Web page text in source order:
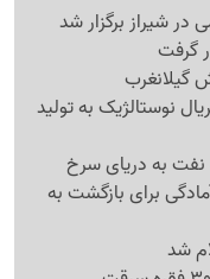
شیراز برگزار شد
گرفت
گیلانغرب
نوستالژیک به تولید
نفت به دریای سرخ
برای بازگشت به
شد